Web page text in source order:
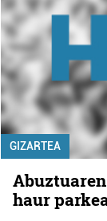
GIZARTEA
haur